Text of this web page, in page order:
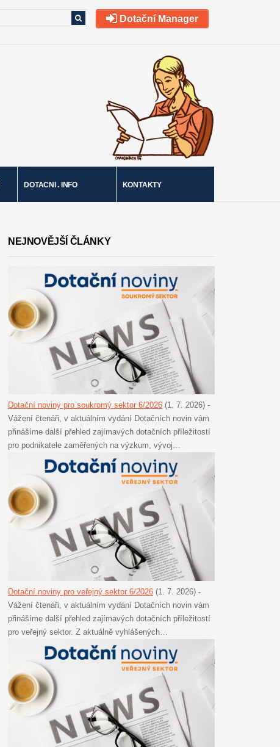
Dotační Manager
DOTACNI . INFO KONTAKTY
NEJNOVĚJŠÍ ČLÁNKY
Dotační noviny pro soukromý sektor 6/2026 (1. 7. 2026) -
Vážení čtenáři, v aktuálním vydání Dotačních novin vám
přinášíme další přehled zajímavých dotačních příležitostí
pro podnikatele zaměřených na výzkum, vývoj…
Dotační noviny pro veřejný sektor 6/2026 (1. 7. 2026) -
Vážení čtenáři, v aktuálním vydání Dotačních novin vám
přinášíme další přehled zajímavých dotačních příležitostí
pro veřejný sektor. Z aktuálně vyhlášených…